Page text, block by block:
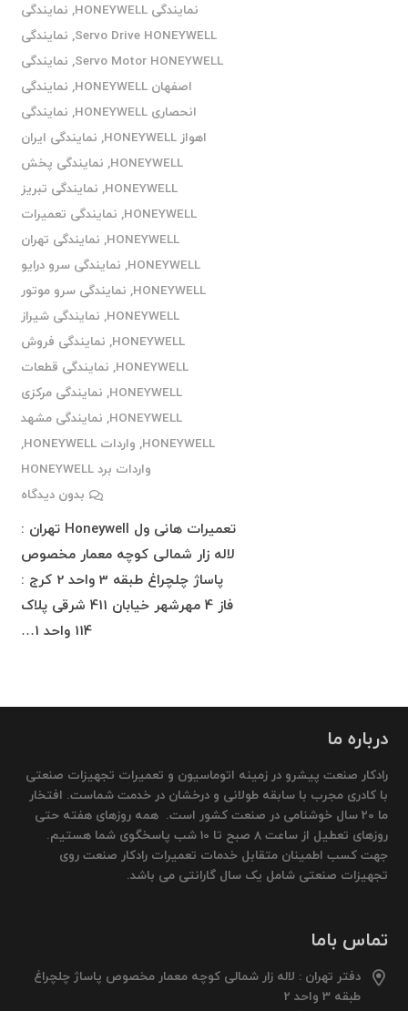
نمایندگی HONEYWELL
, نمایندگی
Servo Drive HONEYWELL
, نمایندگی
Servo Motor HONEYWELL
, نمایندگی
اصفهان HONEYWELL
, نمایندگی
انحصاری HONEYWELL
, نمایندگی
اهواز HONEYWELL
, نمایندگی ایران
HONEYWELL
, نمایندگی پخش
HONEYWELL
, نمایندگی تبریز
HONEYWELL
, نمایندگی تعمیرات
HONEYWELL
, نمایندگی تهران
HONEYWELL
, نمایندگی سرو درایو
HONEYWELL
, نمایندگی سرو موتور
HONEYWELL
, نمایندگی شیراز
HONEYWELL
, نمایندگی فروش
HONEYWELL
, نمایندگی قطعات
HONEYWELL
, نمایندگی مرکزی
HONEYWELL
, نمایندگی مشهد
HONEYWELL
, واردات HONEYWELL
,
واردات برد HONEYWELL
بدون دیدگاه
تعمیرات هانی ول Honeywell تهران :
لاله زار شمالی کوچه معمار مخصوص
پاساژ چلچراغ طبقه 3 واحد 2 کرج :
فاز 4 مهرشهر خیابان 411 شرقی پلاک
114 واحد 1…
درباره ما
رادکار صنعت پیشرو در زمینه اتوماسیون و تعمیرات تجهیزات صنعتی
با کادری مجرب با سابقه طولانی و درخشان در خدمت شماست. افتخار
ما 20 سال خوشنامی در صنعت کشور است. همه روزهای هفته حتی
روزهای تعطیل از ساعت 8 صبح تا 10 شب پاسخگوی شما هستیم.
جهت کسب اطمینان متقابل خدمات تعمیرات رادکار صنعت روی
تجهیزات صنعتی شامل یک سال گارانتی می باشد.
تماس باما
دفتر تهران : لاله زار شمالی کوچه معمار مخصوص پاساژ چلچراغ
طبقه 3 واحد 2